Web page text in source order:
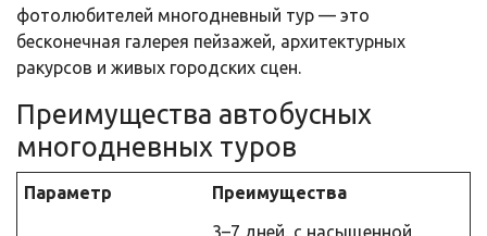
фотолюбителей многодневный тур — это
бесконечная галерея пейзажей, архитектурных
ракурсов и живых городских сцен.
Преимущества автобусных
многодневных туров
Параметр Преимущества
3–7 дней, с насыщенной